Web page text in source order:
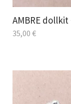
AMBRE
35,00 €